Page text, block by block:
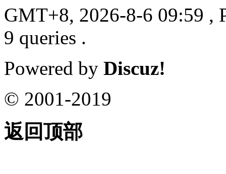
GMT+8, 2026-8-6 09:59 ,
9 queries .
Powered by Discuz!
© 2001-2019
返回顶部